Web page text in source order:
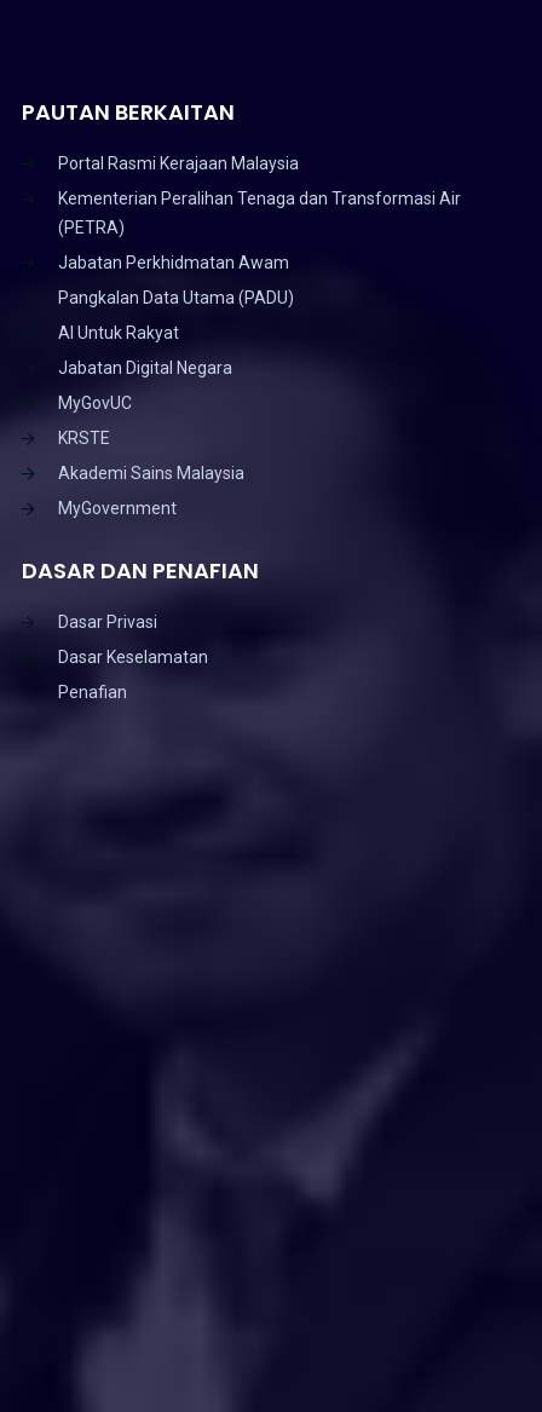
PAUTAN BERKAITAN
Portal Rasmi Kerajaan Malaysia
Kementerian Peralihan Tenaga dan Transformasi Air
(PETRA)
Jabatan Perkhidmatan Awam
Pangkalan Data Utama (PADU)
AI Untuk Rakyat
Jabatan Digital Negara
MyGovUC
KRSTE
Akademi Sains Malaysia
MyGovernment
DASAR DAN PENAFIAN
Dasar Privasi
Dasar Keselamatan
Penafian